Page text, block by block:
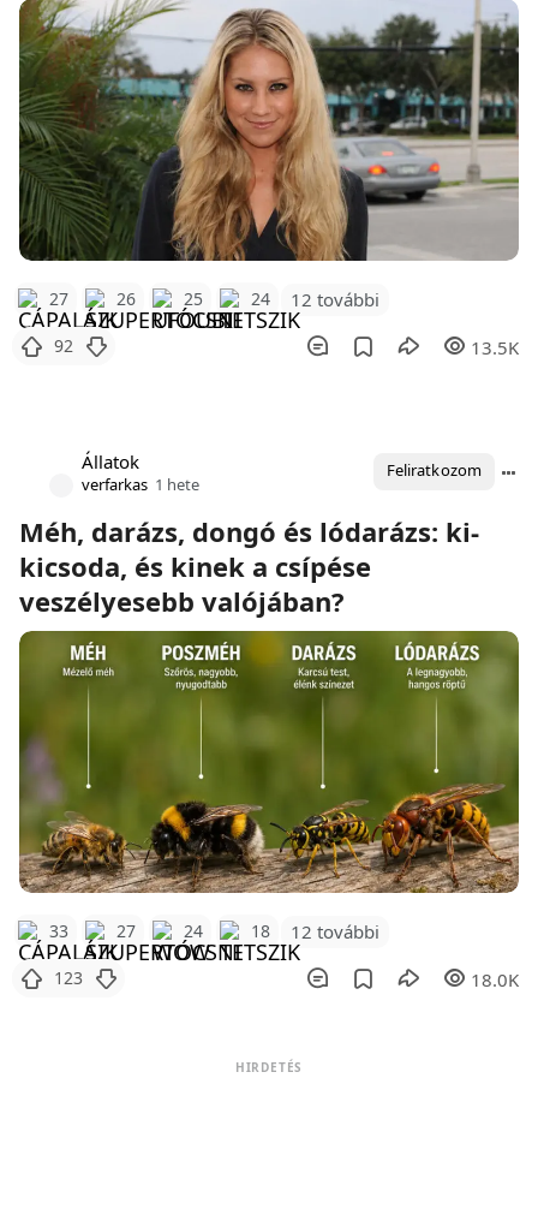
27 26 25 24 12 további
92 13.5K
Állatok
verfarkas 1 hete
Feliratkozom
Méh, darázs, dongó és lódarázs: ki-
kicsoda, és kinek a csípése
veszélyesebb valójában?
33 27 24 18 12 további
123 18.0K
HIRDETÉS